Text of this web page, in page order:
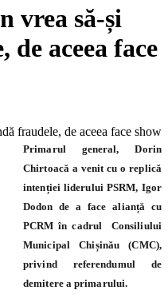
vrea să-și
de aceea face
Primarul general, Dorin
Chirtoacă a venit cu o replică
intenției liderului PSRM, Igor
Dodon de a face alianță cu
PCRM în cadrul Consiliului
Municipal Chișinău (CMC),
privind referendumul de
demitere a primarului.